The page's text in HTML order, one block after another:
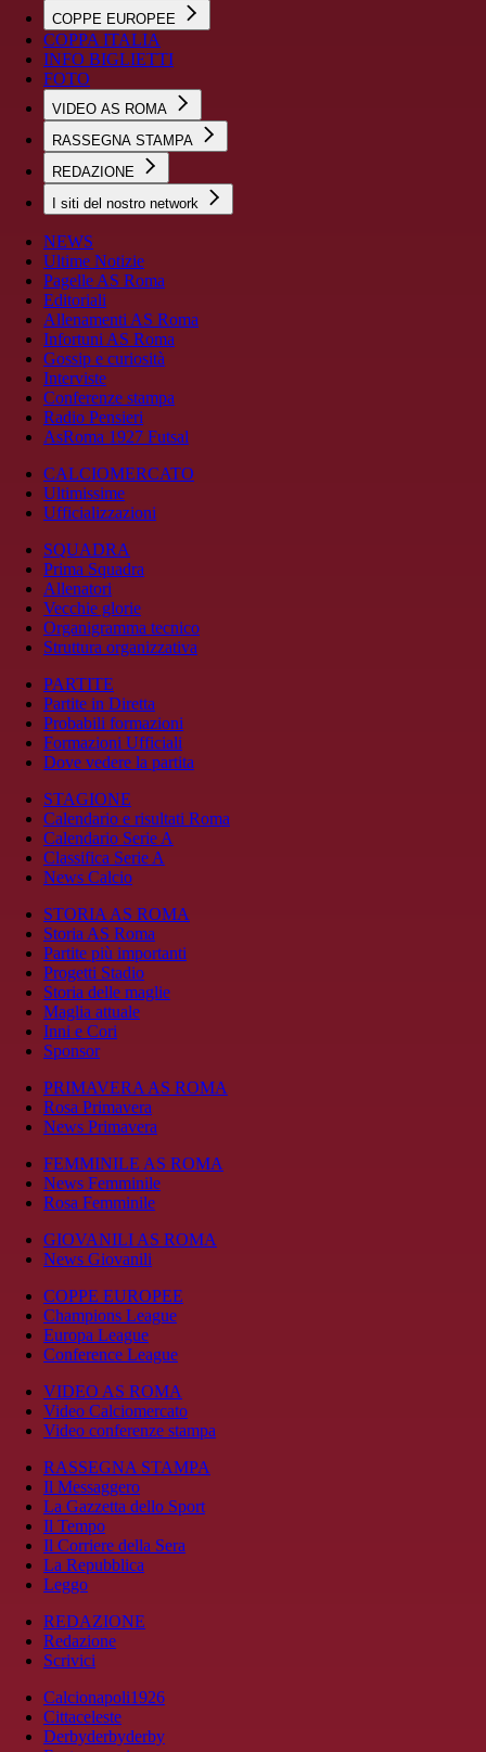
COPPE EUROPEE
COPPA ITALIA
INFO BIGLIETTI
FOTO
VIDEO AS ROMA
RASSEGNA STAMPA
REDAZIONE
I siti del nostro network
NEWS
Ultime Notizie
Pagelle AS Roma
Editoriali
Allenamenti AS Roma
Infortuni AS Roma
Gossip e curiosità
Interviste
Conferenze stampa
Radio Pensieri
AsRoma 1927 Futsal
CALCIOMERCATO
Ultimissime
Ufficializzazioni
SQUADRA
Prima Squadra
Allenatori
Vecchie glorie
Organigramma tecnico
Struttura organizzativa
PARTITE
Partite in Diretta
Probabili formazioni
Formazioni Ufficiali
Dove vedere la partita
STAGIONE
Calendario e risultati Roma
Calendario Serie A
Classifica Serie A
News Calcio
STORIA AS ROMA
Storia AS Roma
Partite più importanti
Progetti Stadio
Storia delle maglie
Maglia attuale
Inni e Cori
Sponsor
PRIMAVERA AS ROMA
Rosa Primavera
News Primavera
FEMMINILE AS ROMA
News Femminile
Rosa Femminile
GIOVANILI AS ROMA
News Giovanili
COPPE EUROPEE
Champions League
Europa League
Conference League
VIDEO AS ROMA
Video Calciomercato
Video conferenze stampa
RASSEGNA STAMPA
Il Messaggero
La Gazzetta dello Sport
Il Tempo
Il Corriere della Sera
La Repubblica
Leggo
REDAZIONE
Redazione
Scrivici
Calcionapoli1926
Cittaceleste
Derbyderbyderby